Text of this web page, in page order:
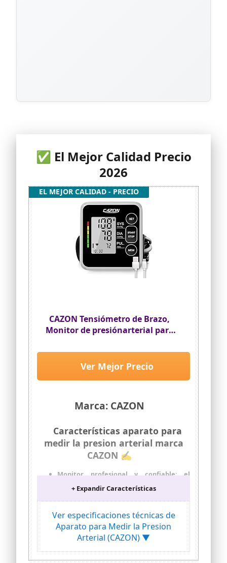
✅ El Mejor Calidad Precio
2026
CAZON Tensiómetro de Brazo,
Monitor de presiónarterial para
electrónico defrecuencia cardiaca
con brazalete 22-
40cm,2X120memoria (Negro)
Marca: CAZON
Ver Mejor Precio
EL MEJOR CALIDAD - PRECIO
Características aparato para
medir la presion arterial marca
CAZON ✍
Monitor profesional y confiable: el
chips estables y ha sido probado por un
médico independiente de acuerdo con
un protocolo predeterminado para
garantizar lecturas más precisas y
rápidas. Además, si se detecta una
frecuencia cardíaca irregular, aparecerá
un indicador de advertencia para
+ Expandir Características
Ver especificaciones técnicas de
Aparato para Medir la Presion
Arterial (CAZON) ▼